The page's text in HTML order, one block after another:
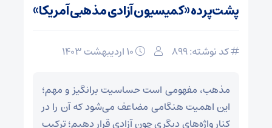
پشت‌پرده «کمیسیون آزادی مذهبی آمریکا»
کد نوشته: 899
مذهب، مفهومی است حساسیت برانگیز و مهم؛
این اهمیت هنگامی مضاعف می‌شود که آن را در
کنار واژه‌های دیگری چون آزادی قرار دهیم؛ ترکیب